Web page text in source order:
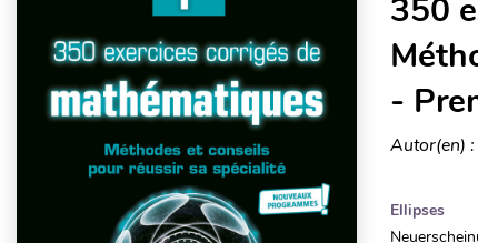
350
-
Autor(en) :
Ellipses